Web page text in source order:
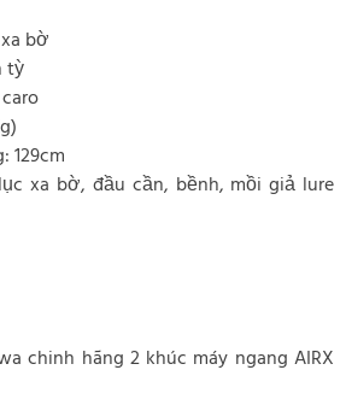
bờ
tỳ
129cm
xa bờ, đầu cần, bềnh, mồi giả lure
chinh hãng 2 khúc máy ngang AIRX